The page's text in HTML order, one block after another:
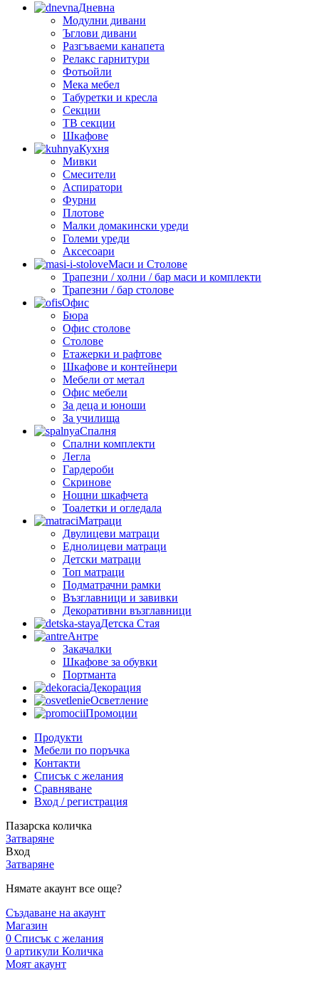
Дневна
Модулни дивани
Ъглови дивани
Разгъваеми канапета
Релакс гарнитури
Фотьойли
Мека мебел
Табуретки и кресла
Секции
ТВ секции
Шкафове
Кухня
Мивки
Смесители
Аспиратори
Фурни
Плотове
Малки домакински уреди
Големи уреди
Аксесоари
Маси и Столове
Трапезни / холни / бар маси и комплекти
Трапезни / бар столове
Офис
Бюра
Офис столове
Столове
Етажерки и рафтове
Шкафове и контейнери
Мебели от метал
Офис мебели
За деца и юноши
За училища
Спалня
Спални комплекти
Легла
Гардероби
Скринове
Нощни шкафчета
Тоалетки и огледала
Матраци
Двулицеви матраци
Еднолицеви матраци
Детски матраци
Топ матраци
Подматрачни рамки
Възглавници и завивки
Декоративни възглавници
Детска Стая
Антре
Закачалки
Шкафове за обувки
Портманта
Декорация
Осветление
Промоции
Продукти
Мебели по поръчка
Контакти
Списък с желания
Сравняване
Вход / регистрация
Пазарска количка
Затваряне
Вход
Затваряне
Нямате акаунт все още?
Създаване на акаунт
Магазин
0 Списък с желания
0 артикули Количка
Моят акаунт